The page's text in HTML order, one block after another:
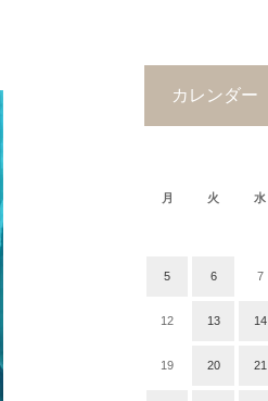
カレンダー
月
火 水
5 6 7
12 13 14
19 20 21